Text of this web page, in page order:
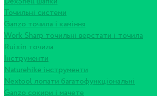
Точильні системи
Ganzo точила і каміння
Work Sharp точильні верстати і точила
Ruixin точила
Інструменти
Naturehike інструменти
Nextool лопати багатофункціональні
Ganzo сокири і мачете